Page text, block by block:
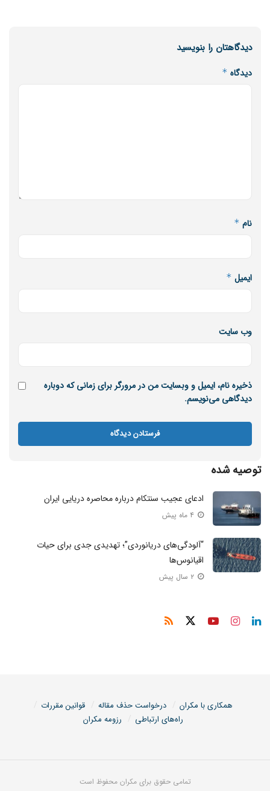
دیدگاهتان را بنویسید
دیدگاه *
نام *
ایمیل *
وب‌ سایت
ذخیره نام، ایمیل و وبسایت من در مرورگر برای زمانی که دوباره
دیدگاهی می‌نویسم.
توصیه شده
ادعای عجیب سنتکام درباره محاصره دریایی ایران
“آلودگی‌های دریانوردی”؛ تهدیدی جدی برای حیات
اقیانوس‌ها
همکاری با مکران درخواست حذف مقاله
قوانین مقررات
راه‌های ارتباطی
رزومه مکران
تمامی حقوق برای مکران محفوظ است